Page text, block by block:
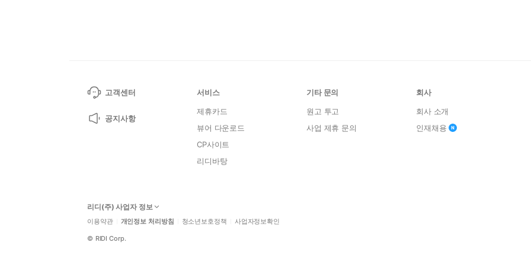
고객센터
공지사항
서비스
제휴카드
뷰어 다운로드
CP사이트
리디바탕
기타 문의
원고 투고
사업 제휴 문의
회사
회사 소개
인재채용
리디(주) 사업자 정보
이용약관 개인정보 처리방침 청소년보호정책 사업자정보확인
© RIDI Corp.